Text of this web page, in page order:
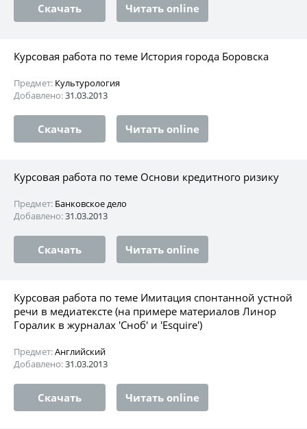
Скачать Читать online
Курсовая работа по теме История города Боровска
Предмет: Культурология
Добавлено:31.03.2013
Скачать Читать online
Курсовая работа по теме Основи кредитного ризику
Предмет: Банковское дело
Добавлено:31.03.2013
Скачать Читать online
Курсовая работа по теме Имитация спонтанной устной
речи в медиатексте (на примере материалов Линор
Горалик в журналах 'Сноб' и 'Esquire')
Предмет:Английский
Добавлено:31.03.2013
Скачать Читать online